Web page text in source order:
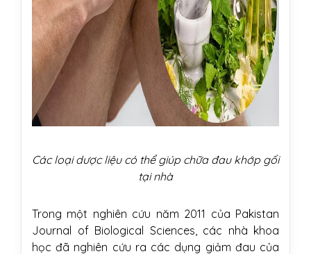
Các loại dược liệu có thể giúp chữa đau khớp gối
tại nhà
Trong một nghiên cứu năm 2011 của Pakistan
Journal of Biological Sciences, các nhà khoa
học đã nghiên cứu ra các dụng giảm đau của